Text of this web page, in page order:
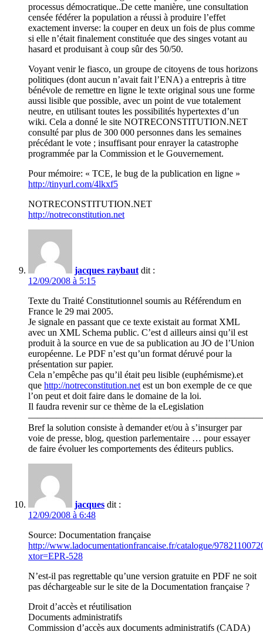
processus démocratique..De cette manière, une consultation
censée fédérer la population a réussi à produire l’effet
exactement inverse: la couper en deux un fois de plus comme
si elle n’était finalement constituée que des singes votant au
hasard et produisant à coup sûr des 50/50.
Voyant venir le fiasco, un groupe de citoyens de tous horizons
politiques (dont aucun n’avait fait l’ENA) a entrepris à titre
bénévole de remettre en ligne le texte original sous une forme
aussi lisible que possible, avec un point de vue totalement
neutre, en utilisant toutes les possibilités hypertextes d’un
wiki. Cela a donné le site NOTRECONSTITUTION.NET
consulté par plus de 300 000 personnes dans les semaines
précédant le vote ; insuffisant pour enrayer la catastrophe
programmée par la Commission et le Gouvernement.
Pour mémoire: « TCE, le bug de la publication en ligne »
http://tinyurl.com/4lkxf5
NOTRECONSTITUTION.NET
http://notreconstitution.net
jacques raybaut dit :
12/09/2008 à 5:15
Texte du Traité Constitutionnel soumis au Référendum en
France le 29 mai 2005.
Je signale en passant que ce texte existait au format XML
avec un XML Schema public. C’est d ailleurs ainsi qu’il est
produit à la source en vue de sa publication au JO de l’Union
européenne. Le PDF n’est qu’un format déruvé pour la
présentation sur papier.
Cela n’empêche pas qu’il était peu lisible (euphémisme).et
que http://notreconstitution.net est un bon exemple de ce que
l’on peut et doit faire dans le domaine de la loi.
Il faudra revenir sur ce thème de la eLegislation
Bref la solution consiste à demander et/ou à s’insurger par
voie de presse, blog, question parlementaire … pour essayer
de faire évoluer les comportements des éditeurs publics.
jacques dit :
12/09/2008 à 6:48
Source: Documentation française
http://www.ladocumentationfrancaise.fr/catalogue/
xtor=EPR-528
N’est-il pas regrettable qu’une version gratuite en PDF ne soit
pas déchargeable sur le site de la Documentation française ?
Droit d’accès et réutilisation
Documents administratifs
Commission d’accès aux documents administratifs (CADA)